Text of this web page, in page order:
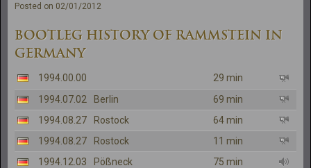
Posted on 02/01/2012
BOOTLEG HISTORY OF RAMMSTEIN IN
GERMANY
1994.00.00
29 min
1994.07.02
Berlin
69 min
1994.08.27
Rostock
64 min
1994.08.27
Rostock
11 min
1994.12.03
Pößneck
75 min